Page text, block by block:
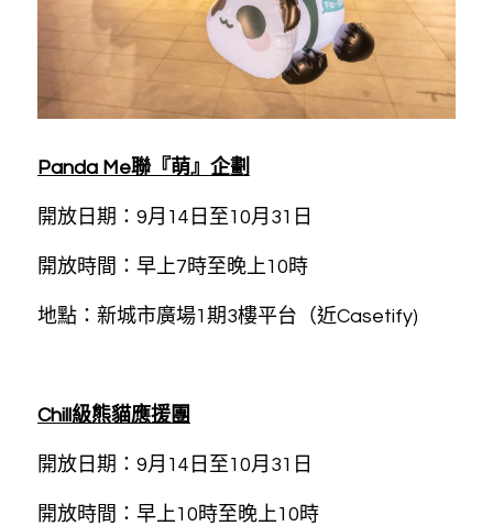
Panda Me聯『萌』企劃
開放日期：9月14日至10月31日
開放時間：早上7時至晚上10時
地點：新城市廣場1期3樓平台（近Casetify)
Chill級熊貓應援團
開放日期：9月14日至10月31日
開放時間：早上10時至晚上10時